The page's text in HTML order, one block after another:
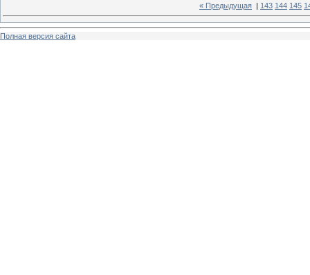
« Предыдущая | 143 144 145
Полная версия сайта